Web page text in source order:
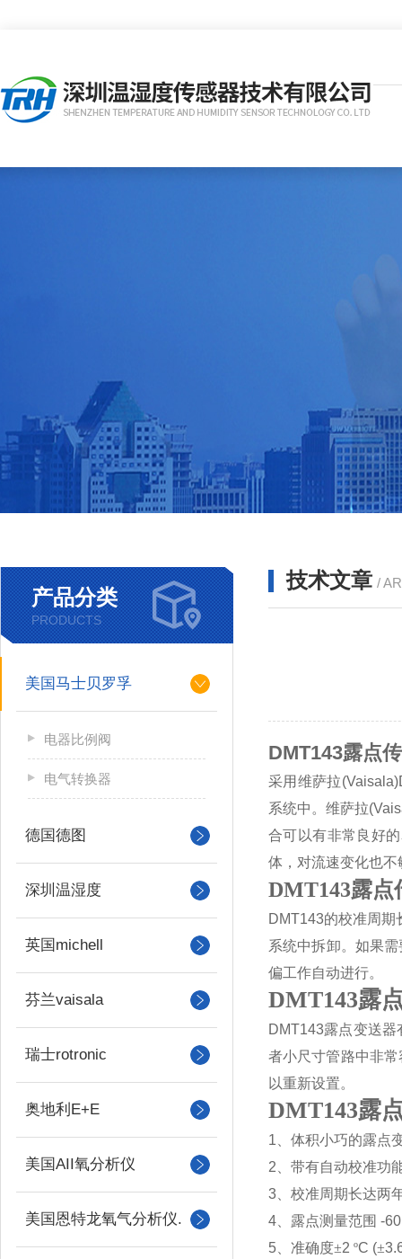
产品分类
PRODUCTS
美国马士贝罗孚
电器比例阀
电气转换器
德国德图
深圳温湿度
英国michell
芬兰vaisala
瑞士rotronic
奥地利E+E
美国AII氧分析仪
美国恩特龙氧气分析仪.
技术文章 /
DMT143露点
采用维萨拉
系统中。维萨拉
合可以有非常良好
体，对流速变化也不
DMT143露点
DMT143的校准周期
系统中拆卸。如果
偏工作自动进行。
DMT143露
DMT143露点变送器
者小尺寸管路中非
以重新设置。
DMT143露
1 、体积小巧的露点
2 、带有自动校准功
3 、校准周期长达两
4 、露点测量范围 -
5 、准确度±2 ºC (±